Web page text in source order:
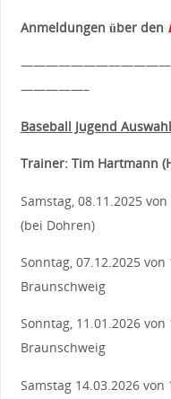
Anmeldungen über den
—————–
Baseball Jugend
Trainer: Tim Hartmann
Samstag, 08.11.2025
(bei Dohren)
Sonntag, 07.12.2025
Braunschweig
Sonntag, 11.01.2026
Braunschweig
Samstag 14.03.2026